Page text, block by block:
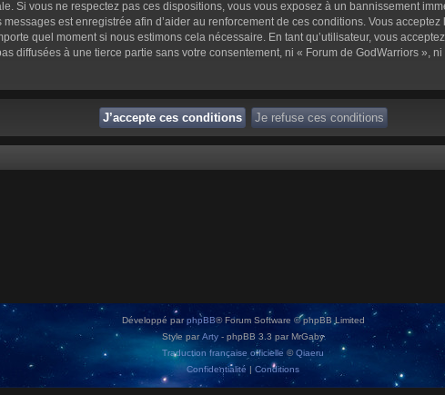
Si vous ne respectez pas ces dispositions, vous vous exposez à un bannissement
est enregistrée afin d’aider au renforcement de ces conditions. Vous
quel moment si nous estimons cela nécessaire. En tant qu’utilisateur, vous
diffusées à une tierce partie sans votre consentement, ni « Forum de GodWarriors »,
Développé parphpBB® Forum Software © phpBB Limited
Style par Arty - phpBB 3.3 par MrGaby
Traduction française officielle ©Qiaeru
Confidentialité | Conditions